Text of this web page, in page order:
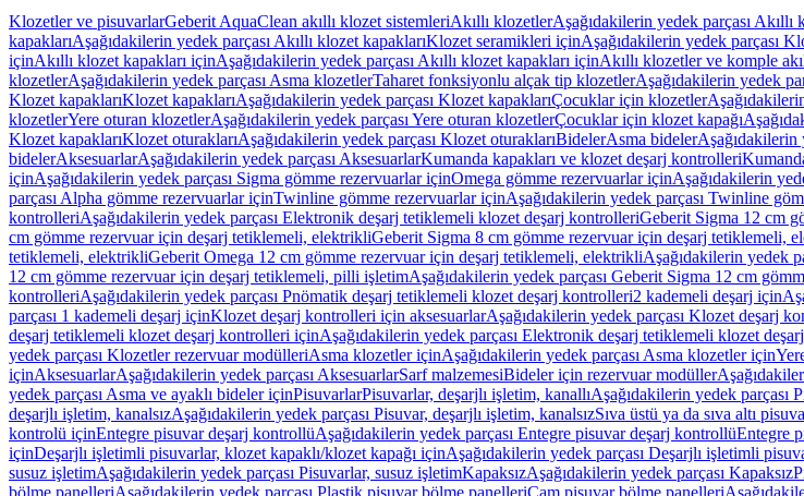
Klozetler ve pisuvarlarGeberit AquaClean akıllı klozet sistemleriAkıllı klozetlerAşağıdakilerin yedek parçası Akıllı
kapaklarıAşağıdakilerin yedek parçası Akıllı klozet kapaklarıKlozet seramikleri içinAşağıdakilerin yedek parçası
içinAkıllı klozet kapakları içinAşağıdakilerin yedek parçası Akıllı klozet kapakları içinAkıllı klozetler ve komple
klozetlerAşağıdakilerin yedek parçası Asma klozetlerTaharet fonksiyonlu alçak tip klozetlerAşağıdakilerin yedek
Klozet kapaklarıKlozet kapaklarıAşağıdakilerin yedek parçası Klozet kapaklarıÇocuklar için klozetler
klozetlerYere oturan klozetlerAşağıdakilerin yedek parçası Yere oturan klozetlerÇocuklar için klozet kapağı
Klozet kapaklarıKlozet oturaklarıAşağıdakilerin yedek parçası Klozet oturaklarıBidelerAsma bidelerAşağıdakilerin
bidelerAksesuarlarAşağıdakilerin yedek parçası AksesuarlarKumanda kapakları ve klozet deşarj kontrolleri
içinAşağıdakilerin yedek parçası Sigma gömme rezervuarlar içinOmega gömme rezervuarlar içinAşağıdakilerin
parçası Alpha gömme rezervuarlar içinTwinline gömme rezervuarlar içinAşağıdakilerin yedek parçası Twinline
kontrolleriAşağıdakilerin yedek parçası Elektronik deşarj tetiklemeli klozet deşarj kontrolleriGeberit Sigma 12 cm
cm gömme rezervuar için deşarj tetiklemeli, elektrikliGeberit Sigma 8 cm gömme rezervuar için deşarj tetiklemeli,
tetiklemeli, elektrikliGeberit Omega 12 cm gömme rezervuar için deşarj tetiklemeli, elektrikliAşağıdakilerin yedek
12 cm gömme rezervuar için deşarj tetiklemeli, pilli işletimAşağıdakilerin yedek parçası Geberit Sigma 12 cm
kontrolleriAşağıdakilerin yedek parçası Pnömatik deşarj tetiklemeli klozet deşarj kontrolleri2 kademeli deşarj için
parçası 1 kademeli deşarj içinKlozet deşarj kontrolleri için aksesuarlarAşağıdakilerin yedek parçası Klozet deşarj
deşarj tetiklemeli klozet deşarj kontrolleri içinAşağıdakilerin yedek parçası Elektronik deşarj tetiklemeli klozet
yedek parçası Klozetler rezervuar modülleriAsma klozetler içinAşağıdakilerin yedek parçası Asma klozetler için
içinAksesuarlarAşağıdakilerin yedek parçası AksesuarlarSarf malzemesiBideler için rezervuar modüller
yedek parçası Asma ve ayaklı bideler içinPisuvarlarPisuvarlar, deşarjlı işletim, kanallıAşağıdakilerin yedek parçası
deşarjlı işletim, kanalsızAşağıdakilerin yedek parçası Pisuvar, deşarjlı işletim, kanalsızSıva üstü ya da sıva altı
kontrolü içinEntegre pisuvar deşarj kontrollüAşağıdakilerin yedek parçası Entegre pisuvar deşarj kontrollüEntegre
içinDeşarjlı işletimli pisuvarlar, klozet kapaklı/klozet kapağı içinAşağıdakilerin yedek parçası Deşarjlı işletimli
susuz işletimAşağıdakilerin yedek parçası Pisuvarlar, susuz işletimKapaksızAşağıdakilerin yedek parçası Kapaksız
bölme panelleriAşağıdakilerin yedek parçası Plastik pisuvar bölme panelleriCam pisuvar bölme panelleri